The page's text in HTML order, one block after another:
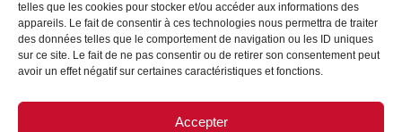
telles que les cookies pour stocker et/ou accéder aux informations des
appareils. Le fait de consentir à ces technologies nous permettra de traiter
des données telles que le comportement de navigation ou les ID uniques
sur ce site. Le fait de ne pas consentir ou de retirer son consentement peut
avoir un effet négatif sur certaines caractéristiques et fonctions.
Accepter
MENTIONS LÉGALES CONTACTEZ-NOUS
REJOIGNEZ-NOUS
SUIVEZ-NOUS
©FORMES & SCULPTURES. 2023